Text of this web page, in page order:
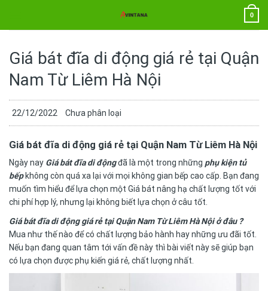
nội
0
Giá bát đĩa di động giá rẻ tại Quận
Nam Từ Liêm Hà Nội
22/12/2022 Chưa phân loại
Giá bát đĩa di động giá rẻ tại Quận Nam Từ Liêm Hà Nội
Ngày nay Giá bát đĩa di độngđã là một trong những phụ kiện tủ
bếp không còn quá xa lại với mọi không gian bếp cao cấp. Bạn đang
muốn tìm hiểu để lựa chọn một Giá bát nâng hạ chất lượng tốt với
chi phí hợp lý, nhưng lại không biết lựa chọn ở câu tốt.
Giá bát đĩa di động giá rẻ tại Quận Nam Từ Liêm Hà Nội ở đâu ?
Mua như thế nào để có chất lượng bảo hành hay những ưu đãi tốt.
Nếu bạn đang quan tâm tới vấn đề này thì bài viết này sẽ giúp bạn
có lựa chọn được phụ kiến giá rẻ, chất lượng nhất.